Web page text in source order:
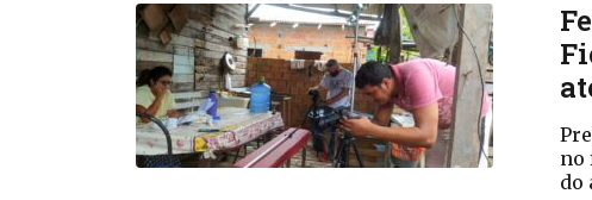
no
do